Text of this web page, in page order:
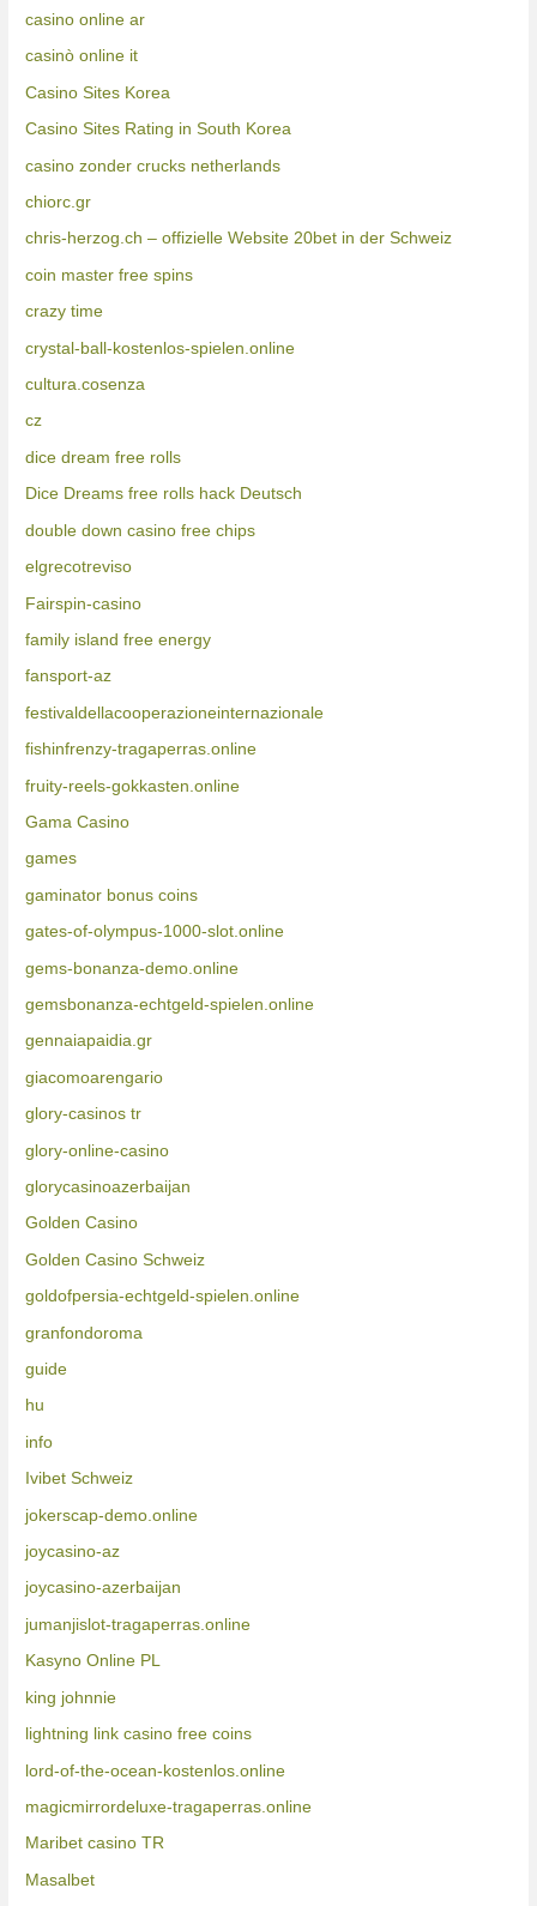
casino online ar
casinò online it
Casino Sites Korea
Casino Sites Rating in South Korea
casino zonder crucks netherlands
chiorc.gr
chris-herzog.ch – offizielle Website 20bet in der Schweiz
coin master free spins
crazy time
crystal-ball-kostenlos-spielen.online
cultura.cosenza
cz
dice dream free rolls
Dice Dreams free rolls hack Deutsch
double down casino free chips
elgrecotreviso
Fairspin-casino
family island free energy
fansport-az
festivaldellacooperazioneinternazionale
fishinfrenzy-tragaperras.online
fruity-reels-gokkasten.online
Gama Casino
games
gaminator bonus coins
gates-of-olympus-1000-slot.online
gems-bonanza-demo.online
gemsbonanza-echtgeld-spielen.online
gennaiapaidia.gr
giacomoarengario
glory-casinos tr
glory-online-casino
glorycasinoazerbaijan
Golden Casino
Golden Casino Schweiz
goldofpersia-echtgeld-spielen.online
granfondoroma
guide
hu
info
Ivibet Schweiz
jokerscap-demo.online
joycasino-az
joycasino-azerbaijan
jumanjislot-tragaperras.online
Kasyno Online PL
king johnnie
lightning link casino free coins
lord-of-the-ocean-kostenlos.online
magicmirrordeluxe-tragaperras.online
Maribet casino TR
Masalbet